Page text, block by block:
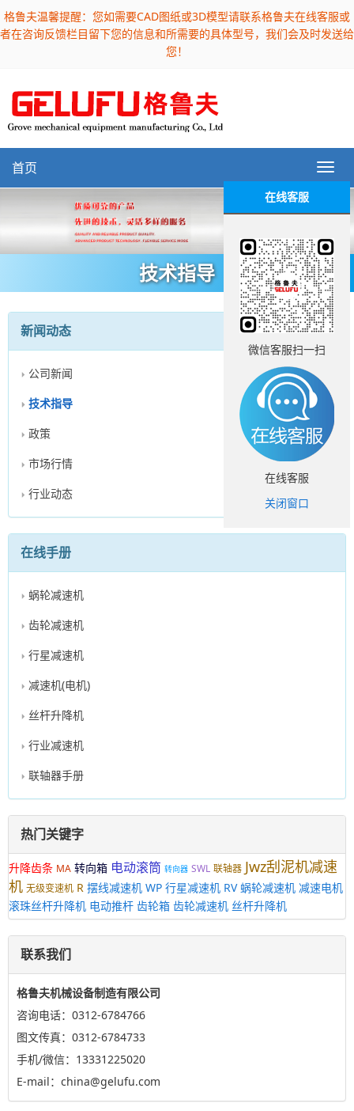
格鲁夫温馨提醒：您如需要CAD图纸或3D模型请联系格鲁夫在线客服或
者在咨询反馈栏目留下您的信息和所需要的具体型号，我们会及时发送给
您！
首页
技术指导
新闻动态
公司新闻
技术指导
政策
市场行情
行业动态
在线手册
蜗轮减速机
齿轮减速机
行星减速机
减速机(电机)
丝杆升降机
行业减速机
联轴器手册
热门关键字
升降齿条 MA 转向箱 电动滚筒 转向器 SWL 联轴器 Jwz刮泥机减速
机 无级变速机 R 摆线减速机 WP 行星减速机 RV 蜗轮减速机 减速电机
滚珠丝杆升降机 电动推杆 齿轮箱 齿轮减速机 丝杆升降机
联系我们
格鲁夫机械设备制造有限公司
咨询电话：0312-6784766
图文传真：0312-6784733
手机/微信：13331225020
E-mail：china@gelufu.com
在线客服
微信客服扫一扫
在线客服
关闭窗口